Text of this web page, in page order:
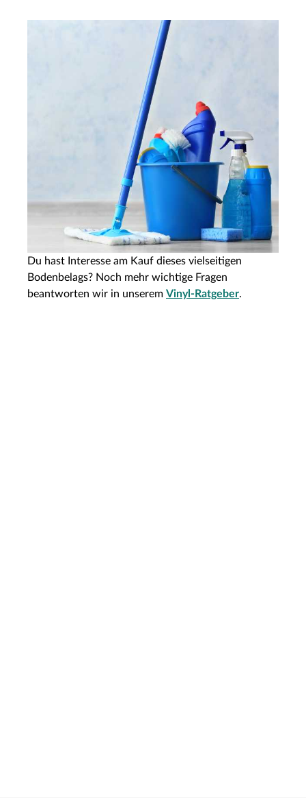
Du hast Interesse am Kauf dieses vielseitigen
Bodenbelags? Noch mehr wichtige Fragen
beantworten wir in unserem Vinyl-Ratgeber.